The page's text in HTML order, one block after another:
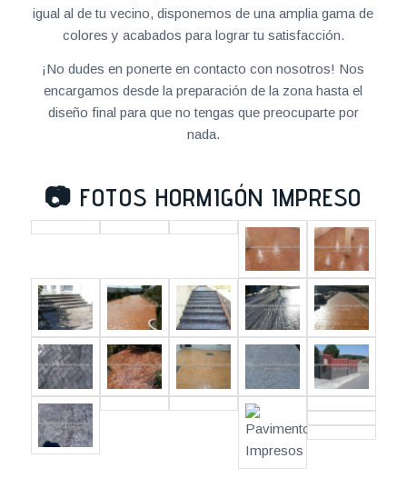
igual al de tu vecino, disponemos de una amplia gama de
colores y acabados para lograr tu satisfacción.
¡No dudes en ponerte en contacto con nosotros! Nos
encargamos desde la preparación de la zona hasta el
diseño final para que no tengas que preocuparte por
nada.
📷 FOTOS HORMIGÓN IMPRESO